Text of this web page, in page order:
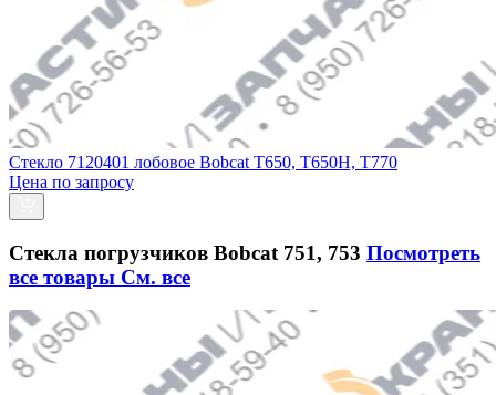
Стекло 7120401 лобовое Bobcat T650, T650H, T770
Цена по запросу
Стекла погрузчиков Bobcat 751, 753 Посмотреть
все товары См. все